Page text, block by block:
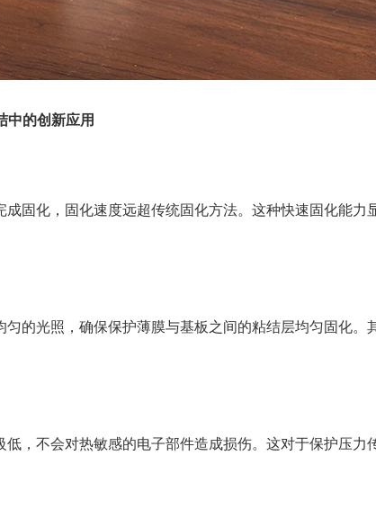
中的创新应用
固化，固化速度远超传统固化方法。这种快速固化能
的光照，确保保护薄膜与基板之间的粘结层均匀固化
，不会对热敏感的电子部件造成损伤。这对于保护压